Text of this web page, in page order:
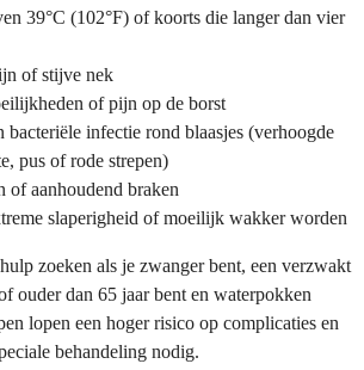
39°C (102°F) of koorts die langer dan vier
of stijve nek
of pijn op de borst
bacteriële infectie rond blaasjes (verhoogde
pus of rode strepen)
of aanhoudend braken
slaperigheid of moeilijk wakker worden
zoeken als je zwanger bent, een verzwakt
ouder dan 65 jaar bent en waterpokken
lopen een hoger risico op complicaties en
behandeling nodig.